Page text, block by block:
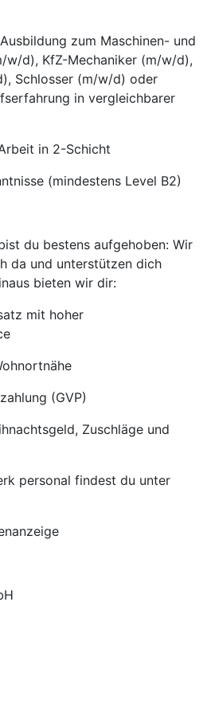
zum Maschinen- und
w/d), KfZ-Mechaniker (m/w/d),
Schlosser (m/w/d) oder
in vergleichbarer
in 2-Schicht
(mindestens Level B2)
du bestens aufgehoben: Wir
da und unterstützen dich
bieten wir dir:
mit hoher
(GVP)
Zuschläge und
personal findest du unter